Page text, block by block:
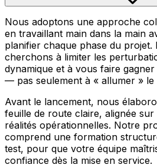
Nous adoptons une approche
en travaillant main dans la main
planifier chaque phase du projet.
cherchons à limiter les
dynamique et à vous faire
— pas seulement à « allumer » le
Avant le lancement, nous
feuille de route claire, alignée
réalités opérationnelles. Notre
comprend une formation
test, pour que votre équipe
confiance dès la mise en service.